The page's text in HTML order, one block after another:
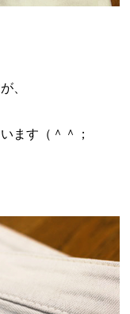
、
ます（＾＾；